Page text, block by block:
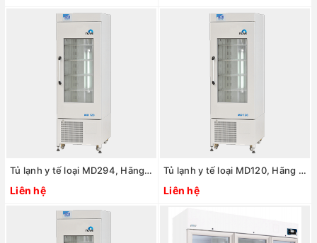
Tủ lạnh y tế loại MD294, Hãng Nuve/Thổ Nhĩ Kỳ
Liên hệ
Tủ lạnh y tế loại MD120, Hãng Nuve/Thổ Nhĩ Kỳ
Liên hệ